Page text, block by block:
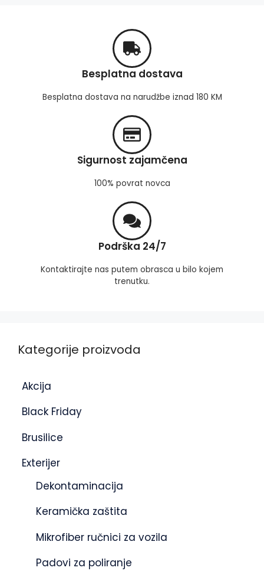
Besplatna dostava
Besplatna dostava na narudžbe iznad 180 KM
Sigurnost zajamčena
100% povrat novca
Podrška 24/7
Kontaktirajte nas putem obrasca u bilo kojem
trenutku.
Kategorije proizvoda
Akcija
Black Friday
Brusilice
Exterijer
Dekontaminacija
Keramička zaštita
Mikrofiber ručnici za vozila
Padovi za poliranje